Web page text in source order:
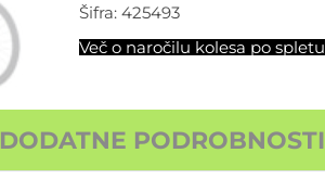
količina
Šifra:425493
Več o naročilu kolesa po spletu
DODATNE PODROBNOSTI